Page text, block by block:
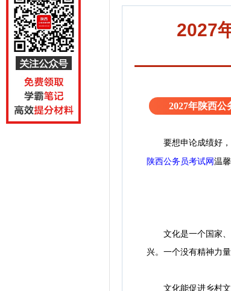
2027
2027年陕西
要想申论成绩好
陕西公务员考试网温
文化是一个国家、
兴。一个没有精神力
文化能促进乡村文